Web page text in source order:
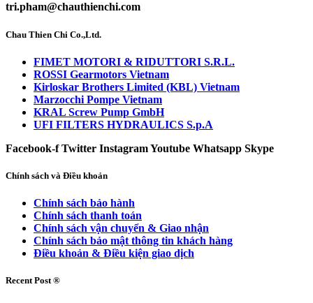
tri.pham@chauthienchi.com
Chau Thien Chi Co.,Ltd.
FIMET MOTORI & RIDUTTORI S.R.L.
ROSSI Gearmotors Vietnam
Kirloskar Brothers Limited (KBL) Vietnam
Marzocchi Pompe Vietnam
KRAL Screw Pump GmbH
UFI FILTERS HYDRAULICS S.p.A
Facebook-f Twitter InstagramYoutube Whatsapp Skype
Chính sách và Điều khoản
Chính sách bảo hành
Chính sách thanh toán
Chính sách vận chuyển & Giao nhận
Chính sách bảo mật thông tin khách hàng
Điều khoản & Điều kiện giao dịch
Recent Post ®